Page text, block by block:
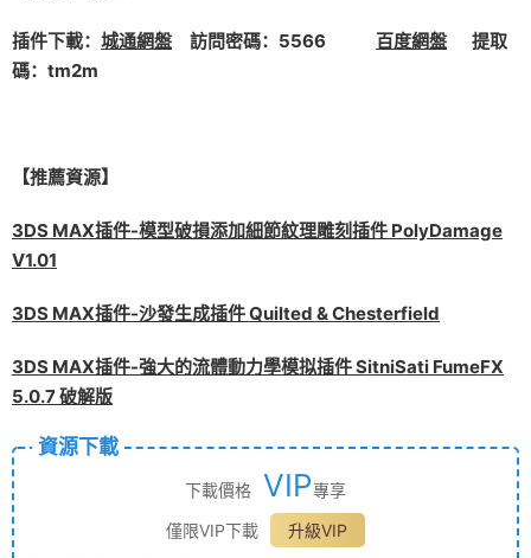
插件下載： 城通網盤 訪問密碼：5566 百度網盤 提取
碼：tm2m
【推薦資源】
3DS MAX插件-模型破損添加細節紋理雕刻插件 PolyDamage
V1.01
3DS MAX插件-沙發生成插件 Quilted & Chesterfield
3DS MAX插件-強大的流體動力學模拟插件 SitniSati FumeFX
5.0.7 破解版
資源下載
下載價格 VIP專享
僅限VIP下載
升級VIP